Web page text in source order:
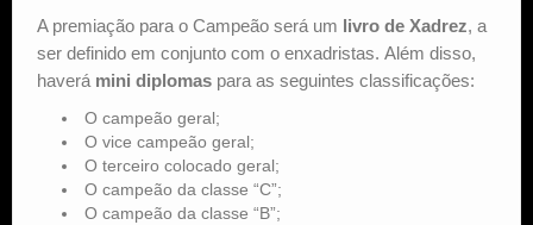
A premiação para o Campeão será um livro de Xadrez, a
ser definido em conjunto com o enxadristas. Além disso,
haverá mini diplomas para as seguintes classificações:
O campeão geral;
O vice campeão geral;
O terceiro colocado geral;
O campeão da classe “C”;
O campeão da classe “B”;